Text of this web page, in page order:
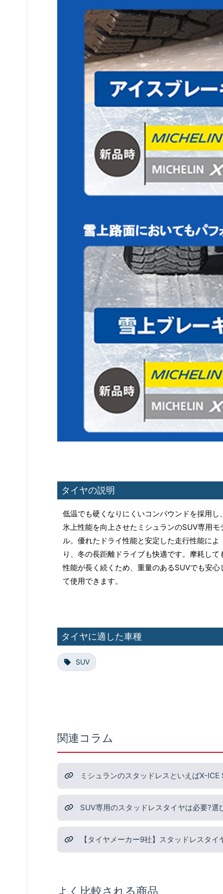
タイヤの説明
低温でも硬くなりにくいコンパウンドを採用し
氷上性能を向上させたミシュランのSUV専用モ
ル。優れたドライ性能と安定した走行性能によ
り、冬の長距離ドライブも快適です。摩耗して
性能が長く続くため、重量のあるSUVでも安心
て使用できます。
タイヤに適した車種
SUV
関連コラム
ミシュランのスタッドレスといえばX-
SUV専用のスタッドレスタイヤは必要?
【タイヤメーカー9社】スタッドレスタ
よく比較される商品